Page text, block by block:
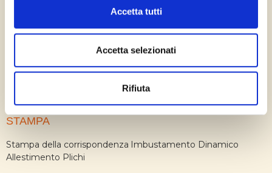
Accetta tutti
Accetta selezionati
Rifiuta
TRACCIABILITÀ
Servizio DOC
Raccomandata Plus
STAMPA
Stampa della corrispondenza Imbustamento Dinamico
Allestimento Plichi